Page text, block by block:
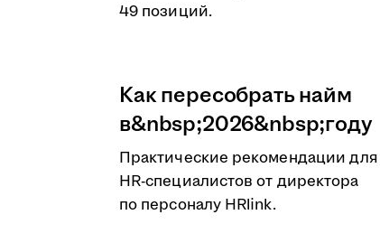
49 позиций.
Как пересобрать найм
в&nbsp;2026&nbsp;году
Практические рекомендации для
HR-специалистов от директора
по персоналу HRlink.